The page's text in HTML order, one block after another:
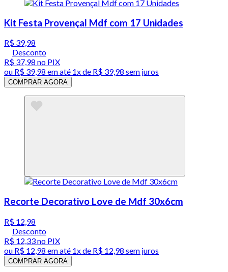
Kit Festa Provençal Mdf com 17 Unidades
R$ 39,98
Desconto
R$ 37,98 no PIX
ou R$ 39,98 em até 1x de R$ 39,98 sem juros
COMPRAR AGORA
Recorte Decorativo Love de Mdf 30x6cm
R$ 12,98
Desconto
R$ 12,33no PIX
ou R$ 12,98 em até 1x de R$ 12,98 sem juros
COMPRAR AGORA